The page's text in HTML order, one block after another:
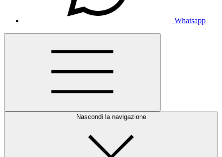
Whatsapp
Nascondi la navigazione